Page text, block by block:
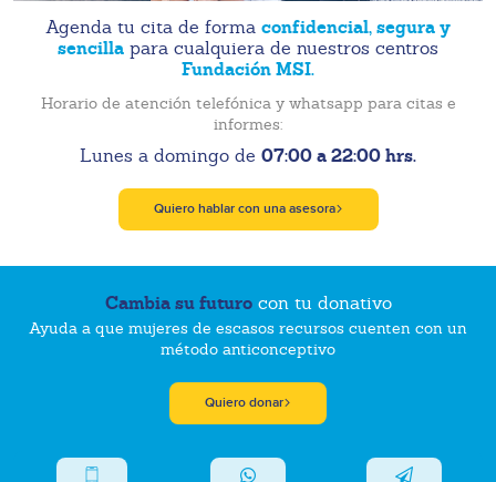
Agenda tu cita de forma confidencial, segura y
sencilla para cualquiera de nuestros centros
Fundación MSI.
Horario de atención telefónica y whatsapp para citas e
informes:
Lunes a domingo de 07:00 a 22:00 hrs.
Quiero hablar con una asesora
Cambia su futurocon tu donativo
Ayuda a que mujeres de escasos recursos cuenten con un
método anticonceptivo
Quiero donar